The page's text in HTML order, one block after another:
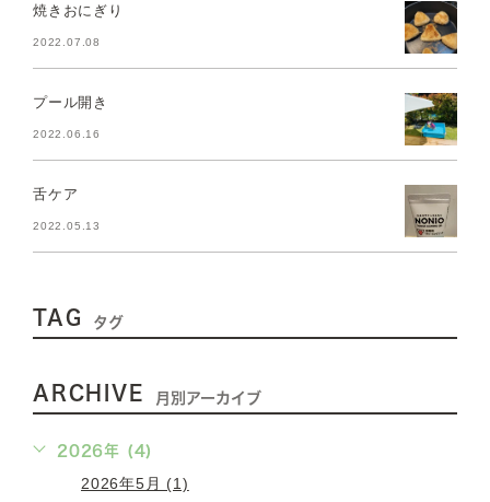
焼きおにぎり
2022.07.08
プール開き
2022.06.16
舌ケア
2022.05.13
TAG タグ
ARCHIVE 月別アーカイブ
2026年 (4)
2026年5月 (1)